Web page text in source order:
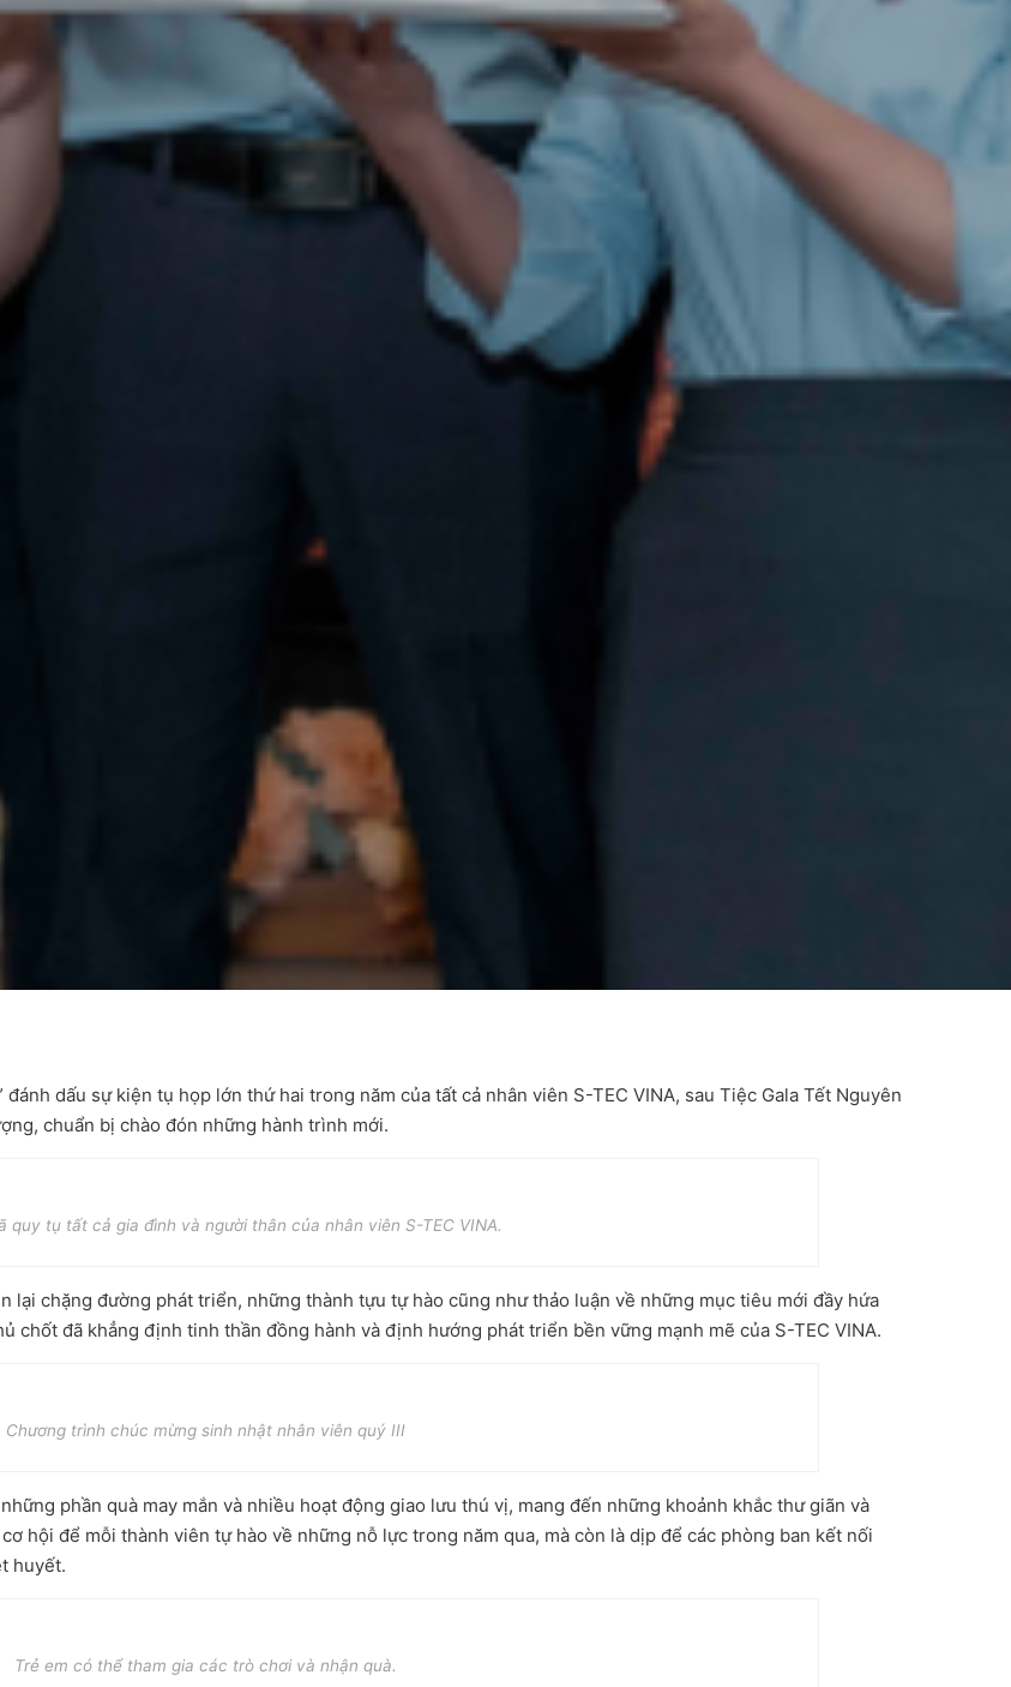
dấu sự kiện tụ họp lớn thứ hai trong năm của tất cả nhân viên S-TEC VINA, sau Tiệc Gala Tết Nguyên
chuẩn bị chào đón những hành trình mới.
quy tụ tất cả gia đình và người thân của nhân viên S-TEC VINA.
lại chặng đường phát triển, những thành tựu tự hào cũng như thảo luận về những mục tiêu mới đầy hứa
chốt đã khẳng định tinh thần đồng hành và định hướng phát triển bền vững mạnh mẽ của S-TEC VINA.
Chương trình chúc mừng sinh nhật nhân viên quý III
phần quà may mắn và nhiều hoạt động giao lưu thú vị, mang đến những khoảnh khắc thư giãn và
hội để mỗi thành viên tự hào về những nỗ lực trong năm qua, mà còn là dịp để các phòng ban kết nối
huyết.
Trẻ em có thể tham gia các trò chơi và nhận quà.